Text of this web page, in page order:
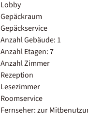
Lobby
Gepäckraum
Gepäckservice
Anzahl Gebäude: 1
Anzahl Etagen: 7
Anzahl Zimmer
Rezeption
Lesezimmer
Roomservice
Fernseher: zur